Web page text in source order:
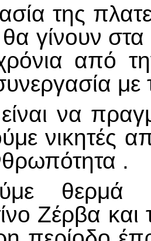
της
γίνουν
από
να
νικητές
.
Ζέρβα